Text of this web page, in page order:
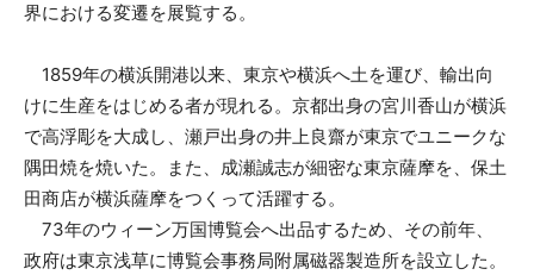
界における変遷を展覧する。
1859年の横浜開港以来、東京や横浜へ土を運び、輸出向
けに生産をはじめる者が現れる。京都出身の宮川香山が横浜
で高浮彫を大成し、瀬戸出身の井上良齋が東京でユニークな
隅田焼を焼いた。また、成瀬誠志が細密な東京薩摩を、保土
田商店が横浜薩摩をつくって活躍する。
73年のウィーン万国博覧会へ出品するため、その前年、
政府は東京浅草に博覧会事務局附属磁器製造所を設立した。